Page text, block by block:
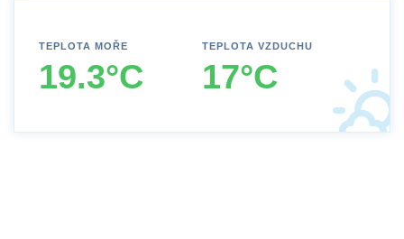
TEPLOTA MOŘE
19.3°C
TEPLOTA VZDUCHU
17°C